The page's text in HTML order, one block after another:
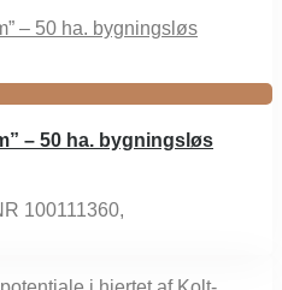
– 50 ha. bygningsløs
100111360,